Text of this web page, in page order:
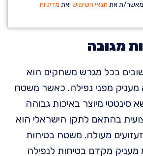
מאשר/ת את תנאי השימוש ואת מדיניות
מגובה
בכל מגרש משחקים הוא
מפני נפילה. כאשר משטח
סינטטי מיוצר באיכות גבוהה
בהתאם לתקן הישראלי הוא
מעולה. משטח בטיחות
של 5-8 ס״מ מעניק מקדם בטיחות לנפילה